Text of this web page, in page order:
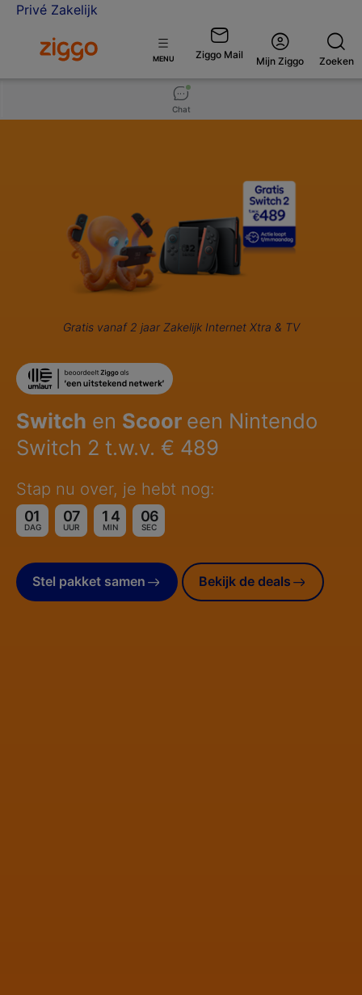
Privé Zakelijk
Ga naar de Ziggo Zakelijk homepage
MENU Ziggo Mail Open
Mijn Ziggo
Zoeken
Switch en Scoor een Nintendo
Switch 2 t.w.v. € 489
Stap nu over, je hebt nog:
01
DAG
DAG
07
UUR
UUR
1 4
MINUTEN
MIN
04
SECONDE
SEC
Stel pakket samen Bekijk de deals
Gratis vanaf 2 jaar Zakelijk Internet Xtra & TV
Chat